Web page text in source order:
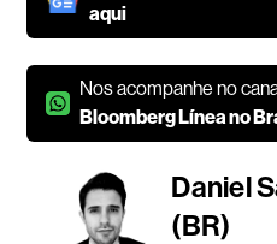
aqui
Nos acompanhe no
Bloomberg Línea no
Daniel
(BR)